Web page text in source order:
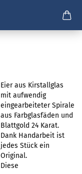
Eier aus Kirstallglas
mit aufwendig
eingearbeiteter Spirale
aus Farbglasfäden und
Blattgold 24 Karat.
Dank Handarbeit ist
jedes Stück ein
Original.
Diese